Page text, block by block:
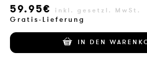
VERLAG
JOBS
SHOP
59.95€ inkl. gesetzl. MwSt.
Gratis-Lieferung
IN DEN